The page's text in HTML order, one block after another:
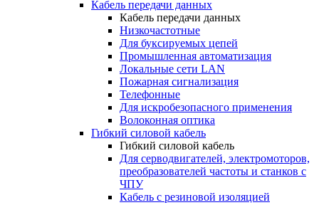
Кабель передачи данных
Кабель передачи данных
Низкочастотные
Для буксируемых цепей
Промышленная автоматизация
Локальные сети LAN
Пожарная сигнализация
Телефонные
Для искробезопасного применения
Волоконная оптика
Гибкий силовой кабель
Гибкий силовой кабель
Для серводвигателей, электромоторов,
преобразователей частоты и станков с
ЧПУ
Кабель с резиновой изоляцией